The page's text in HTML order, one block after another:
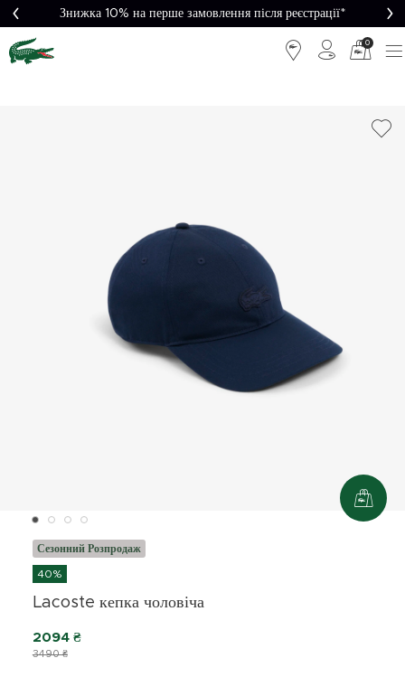
Знижка 10% на перше замовлення після реєстрації*
0
Сезонний Розпродаж
40%
Lacoste кепка чоловіча
3490 ₴
2094 ₴
Безкоштовна
доставка від